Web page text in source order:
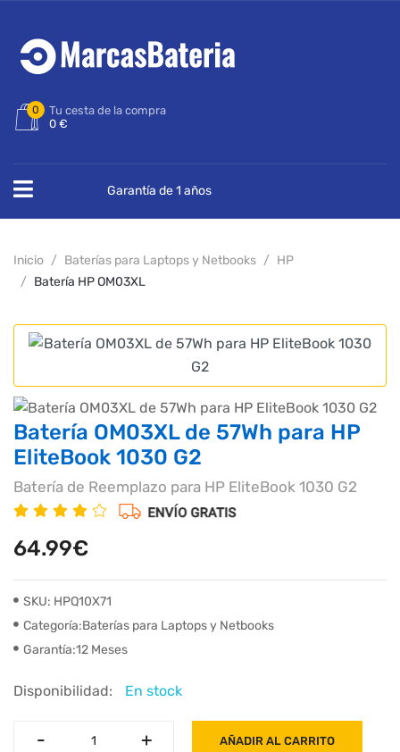
0
Tu cesta de la compra
0 €
Garantía de 1 años
Inicio Baterías para Laptops y Netbooks
HP
Batería HP OM03XL
Batería OM03XL de 57Wh para HP
EliteBook 1030 G2
Batería de Reemplazo para HP EliteBook 1030 G2
64.99€
SKU: HPQ10X71
Categoría:Baterías para Laptops y Netbooks
Garantía:12 Meses
Disponibilidad: En stock
- +
- + AÑADIR AL CARRITO